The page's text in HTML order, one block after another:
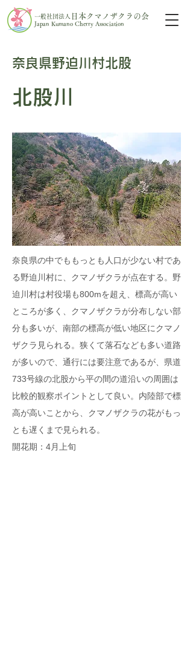
一般社団法人 日本クマノザクラの会
Japan Kumano Cherry Association
奈良県野迫川村北股
北股川
奈良県の中でももっとも人口が少ない村であ
る野迫川村に、クマノザクラが点在する。野
迫川村は村役場も800mを超え、標高が高い
ところが多く、クマノザクラが分布しない部
分も多いが、南部の標高が低い地区にクマノ
ザクラ見られる。狭くて落石なども多い道路
が多いので、通行には要注意であるが、県道
733号線の北股から平の間の道沿いの周囲は
比較的観察ポイントとして良い。内陸部で標
高が高いことから、クマノザクラの花がもっ
とも遅くまで見られる。
開花期：4月上旬